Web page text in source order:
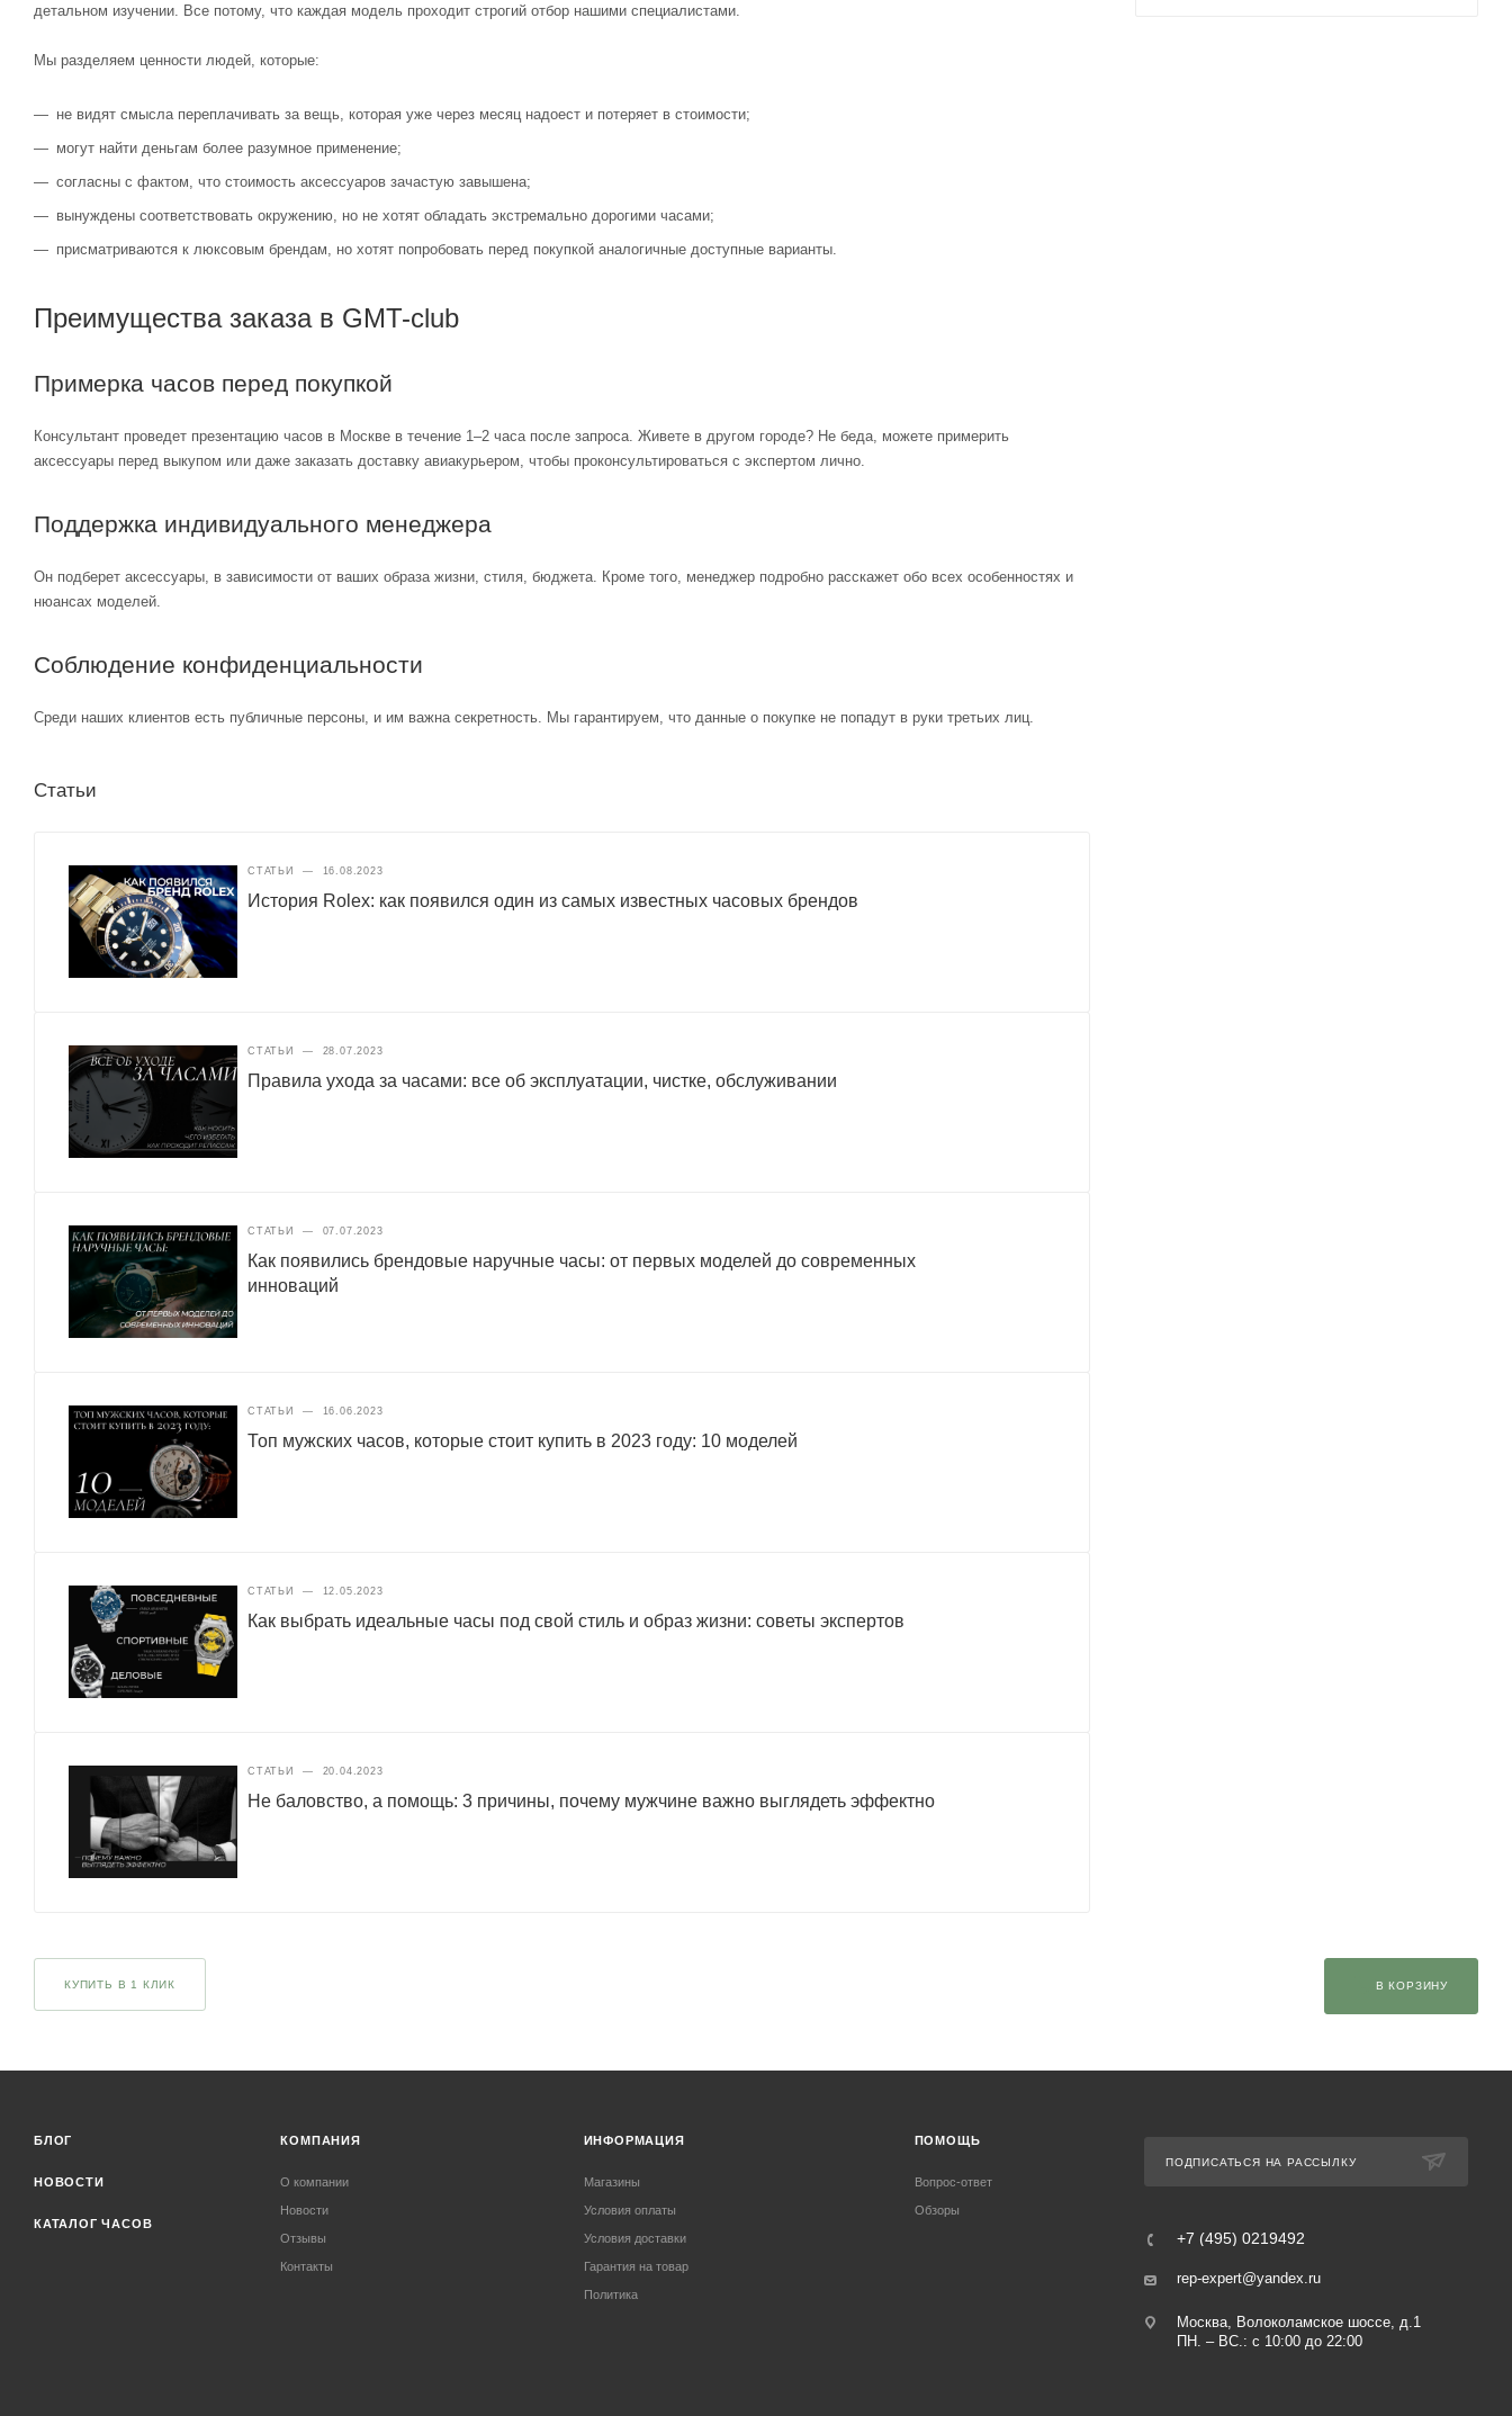
детальном изучении. Все потому, что каждая модель проходит строгий отбор нашими специалистами.
Мы разделяем ценности людей, которые:
не видят смысла переплачивать за вещь, которая уже через месяц надоест и потеряет в стоимости;
могут найти деньгам более разумное применение;
согласны с фактом, что стоимость аксессуаров зачастую завышена;
вынуждены соответствовать окружению, но не хотят обладать экстремально дорогими часами;
присматриваются к люксовым брендам, но хотят попробовать перед покупкой аналогичные доступные варианты.
Преимущества заказа в GMT-club
Примерка часов перед покупкой
Консультант проведет презентацию часов в Москве в течение 1–2 часа после запроса. Живете в другом городе? Не беда, можете примерить
аксессуары перед выкупом или даже заказать доставку авиакурьером, чтобы проконсультироваться с экспертом лично.
Поддержка индивидуального менеджера
Он подберет аксессуары, в зависимости от ваших образа жизни, стиля, бюджета. Кроме того, менеджер подробно расскажет обо всех особенностях и
нюансах моделей.
Соблюдение конфиденциальности
Среди наших клиентов есть публичные персоны, и им важна секретность. Мы гарантируем, что данные о покупке не попадут в руки третьих лиц.
Статьи
СТАТЬИ — 16.08.2023
История Rolex: как появился один из самых известных часовых брендов
СТАТЬИ — 28.07.2023
Правила ухода за часами: все об эксплуатации, чистке, обслуживании
СТАТЬИ — 07.07.2023
Как появились брендовые наручные часы: от первых моделей до современных
инноваций
СТАТЬИ — 16.06.2023
Топ мужских часов, которые стоит купить в 2023 году: 10 моделей
СТАТЬИ — 12.05.2023
Как выбрать идеальные часы под свой стиль и образ жизни: советы экспертов
СТАТЬИ — 20.04.2023
Не баловство, а помощь: 3 причины, почему мужчине важно выглядеть эффектно
КУПИТЬ В 1 КЛИК В КОРЗИНУ
БЛОГ
НОВОСТИ
КАТАЛОГ ЧАСОВ
КОМПАНИЯ
О компании
Новости
Отзывы
Контакты
ИНФОРМАЦИЯ
Магазины
Условия оплаты
Условия доставки
Гарантия на товар
Политика
ПОМОЩЬ
Вопрос-ответ
Обзоры
ПОДПИСАТЬСЯ НА РАССЫЛКУ
+7 (495) 0219492
rep-expert@yandex.ru
Москва, Волоколамское шоссе, д.1
ПН. – ВС.: с 10:00 до 22:00